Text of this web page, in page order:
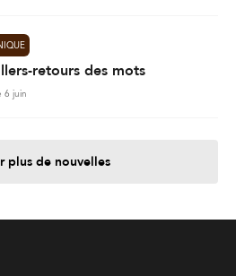
retours des mots
6 juin
plus de nouvelles